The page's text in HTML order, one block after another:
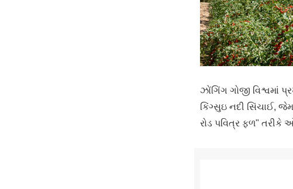
ઝોંગિંગ ગોજી વિશ્વમાં
કિંગ્સુઇ નદી સિંચાઈ,
રોડ પવિત્ર ફળ"